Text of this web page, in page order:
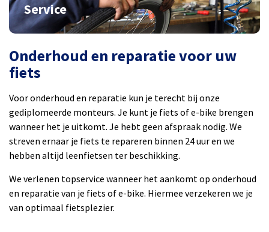
Service
Onderhoud en reparatie voor uw
fiets
Voor onderhoud en reparatie kun je terecht bij onze
gediplomeerde monteurs. Je kunt je fiets of e-bike brengen
wanneer het je uitkomt. Je hebt geen afspraak nodig. We
streven ernaar je fiets te repareren binnen 24 uur en we
hebben altijd leenfietsen ter beschikking.
We verlenen topservice wanneer het aankomt op onderhoud
en reparatie van je fiets of e-bike. Hiermee verzekeren we je
van optimaal fietsplezier.